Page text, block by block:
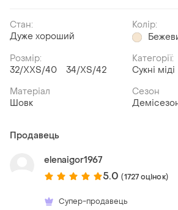
Стан:
Дуже хороший
Колір:
Розмір:
32/XXS/40
34/XS/42
Категорії:
Сукні міді
Матеріал
Шовк
Сезон
Продавець
elenaigor1967
5.0 (1727 оцінок)
Супер-продавець